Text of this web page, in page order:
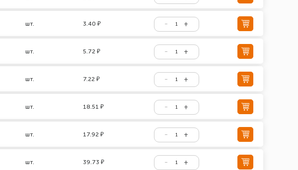
шт. 3.40 ₽
шт. 5.72 ₽
шт. 7.22 ₽
шт. 18.51 ₽
шт. 17.92 ₽
шт. 39.73 ₽